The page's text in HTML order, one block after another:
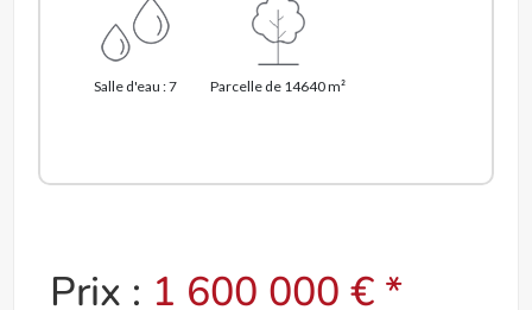
Salle d'eau : 7 Parcelle de 14640 m²
Prix : 1 600 000 € *